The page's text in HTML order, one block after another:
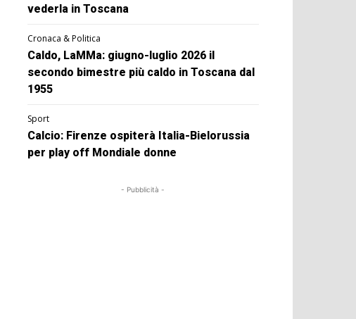
vederla in Toscana
Cronaca & Politica
Caldo, LaMMa: giugno-luglio 2026 il
secondo bimestre più caldo in Toscana dal
1955
Sport
Calcio: Firenze ospiterà Italia-Bielorussia
per play off Mondiale donne
- Pubblicità -